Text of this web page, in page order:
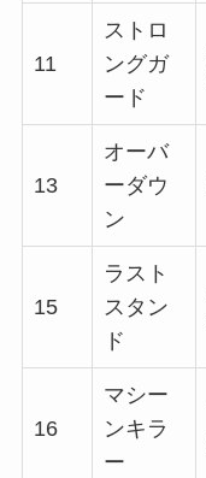
11
ストロ
ングガ
ード
13
オーバ
ーダウ
ン
15
ラスト
スタン
ド
16
マシー
ンキラ
ー